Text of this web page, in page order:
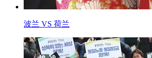
波兰 VS 荷兰